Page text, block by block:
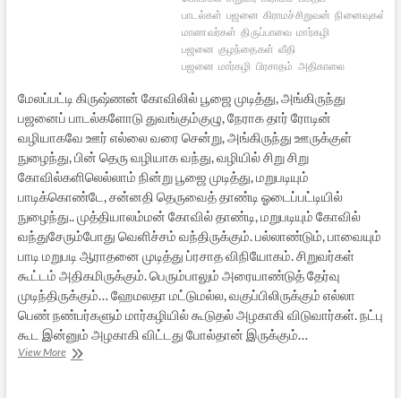
பாடல்கள் பஜனை கிராமச்சிறுவன் நினைவுகள்
மாணவர்கள் திருப்பாவை மார்கழி
பஜனை குழந்தைகள் வீதி
பஜனை மார்கழி பிரசாதம் அதிகாலை
மேலப்பட்டி கிருஷ்ணன் கோவிலில் பூஜை முடித்து, அங்கிருந்து
பஜனைப் பாடல்களோடு துவங்கும்குழு, நேராக தார் ரோடின்
வழியாகவே ஊர் எல்லை வரை சென்று, அங்கிருந்து ஊருக்குள்
நுழைந்து, பின் தெரு வழியாக வந்து, வழியில் சிறு சிறு
கோவில்களிலெல்லாம் நின்று பூஜை முடித்து, மறுபடியும்
பாடிக்கொண்டே, சன்னதி தெருவைத் தாண்டி ஓடைப்பட்டியில்
நுழைந்து.. முத்தியாலம்மன் கோவில் தாண்டி, மறுபடியும் கோவில்
வந்துசேரும்போது வெளிச்சம் வந்திருக்கும். பல்லாண்டும், பாவையும்
பாடி மறுபடி ஆராதனை முடித்து ப்ரசாத விநியோகம். சிறுவர்கள்
கூட்டம் அதிகமிருக்கும். பெரும்பாலும் அரையாண்டுத் தேர்வு
முடிந்திருக்கும்… ஹேமலதா மட்டுமல்ல, வகுப்பிலிருக்கும் எல்லா
பெண் நண்பர்களும் மார்கழியில் கூடுதல் அழகாகி விடுவார்கள். நட்பு
கூட இன்னும் அழகாகி விட்டது போல்தான் இருக்கும்…
View Moreஎன்னுள்ளில்